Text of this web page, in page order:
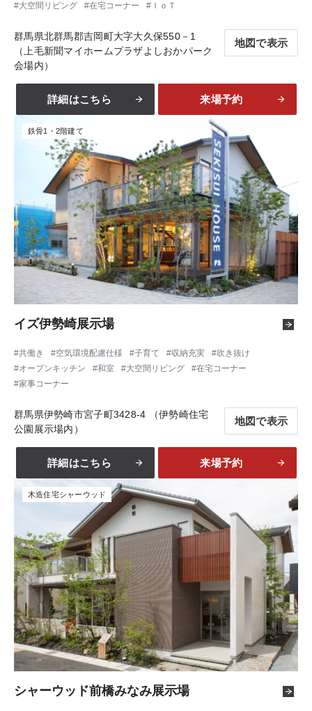
大空間リビング
在宅コーナー ＩｏＴ
群馬県北群馬郡吉岡町大字大久保550－1
（上毛新聞マイホームプラザよしおかパーク
会場内）
地図で表示
詳細はこちら 来場予約
イズ伊勢崎展示場
鉄骨1・2階建て
共働き 空気環境配慮仕様 子育て 収納充実
吹き抜け
オープンキッチン
和室 大空間リビング
在宅コーナー
家事コーナー
群馬県伊勢崎市宮子町3428-4 （伊勢崎住宅
公園展示場内）
地図で表示
詳細はこちら 来場予約
シャーウッド前橋みなみ展示場
木造住宅シャーウッド